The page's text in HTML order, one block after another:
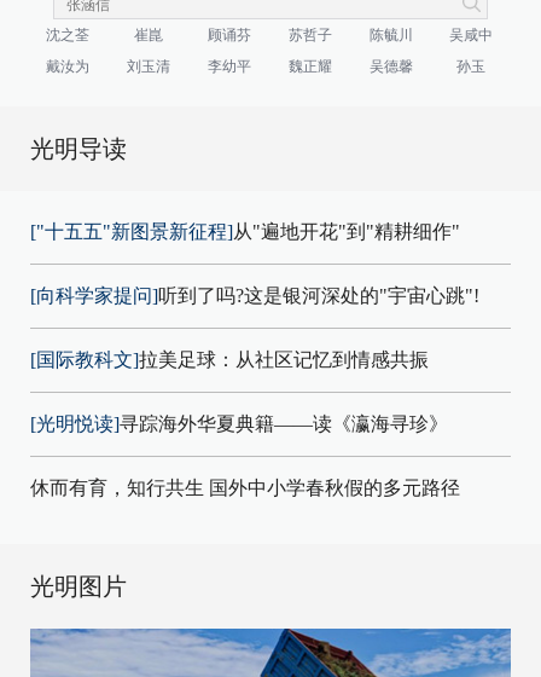
沈之荃 崔崑 顾诵芬 苏哲子 陈毓川
吴咸中
戴汝为
刘玉清 李幼平 魏正耀 吴德馨 孙玉
光明导读
["十五五"新图景新征程]从"遍地开花"到"精耕细作"
[向科学家提问]听到了吗?这是银河深处的"宇宙心跳"!
[国际教科文]拉美足球：从社区记忆到情感共振
[光明悦读]寻踪海外华夏典籍——读《瀛海寻珍》
休而有育，知行共生 国外中小学春秋假的多元路径
光明图片